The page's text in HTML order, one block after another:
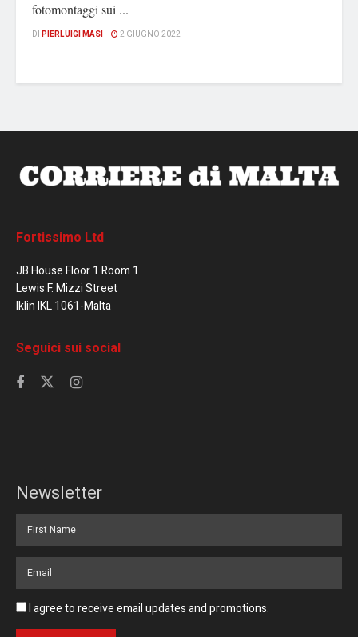
fotomontaggi sui ...
DI PIERLUIGI MASI 2 GIUGNO 2022
Fortissimo Ltd
JB House Floor 1 Room 1
Lewis F. Mizzi Street
Iklin IKL 1061-Malta
Seguici sui social
Newsletter
I agree to receive email updates and promotions.